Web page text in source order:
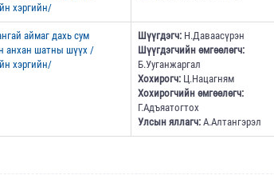
хэргийн/
аймаг дахь сум
анхан шатны шүүх /
хэргийн/
Шүүгдэгч:Н.Даваасүрэн
Шүүгдэгчийн өмгөөлөгч:
Б.Ууганжаргал
Хохирогч:Ц.Нацагням
Хохирогчийн өмгөөлөгч:
Г.Адъяатогтох
Улсын яллагч:А.Алтангэрэл